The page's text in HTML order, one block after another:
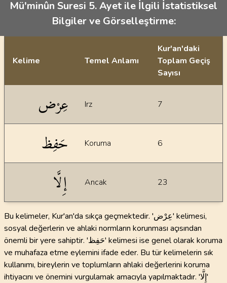
Mü'minûn Suresi 5. Ayet ile İlgili İstatistiksel
Bilgiler ve Görselleştirme:
Kelime Temel Anlamı
Kur'an'daki
Toplam Geçiş
Sayısı
عِرْض Irz 7
حَفِظ Koruma 6
إِلَّا Ancak 23
Bu kelimeler, Kur'an'da sıkça geçmektedir. 'عِرْض' kelimesi,
sosyal değerlerin ve ahlaki normların korunması açısından
önemli bir yere sahiptir. 'حَفِظ' kelimesi ise genel olarak koruma
ve muhafaza etme eylemini ifade eder. Bu tür kelimelerin sık
kullanımı, bireylerin ve toplumların ahlaki değerlerini koruma
ihtiyacını ve önemini vurgulamak amacıyla yapılmaktadır. 'إِلَّا'